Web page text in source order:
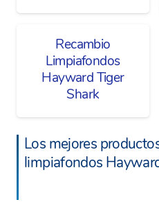
Recambio
Limpiafondos
Hayward Tiger
Shark
Los mejores
limpiafondos